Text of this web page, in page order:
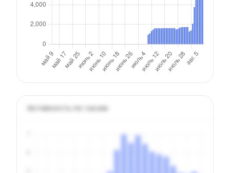
Активность по часам